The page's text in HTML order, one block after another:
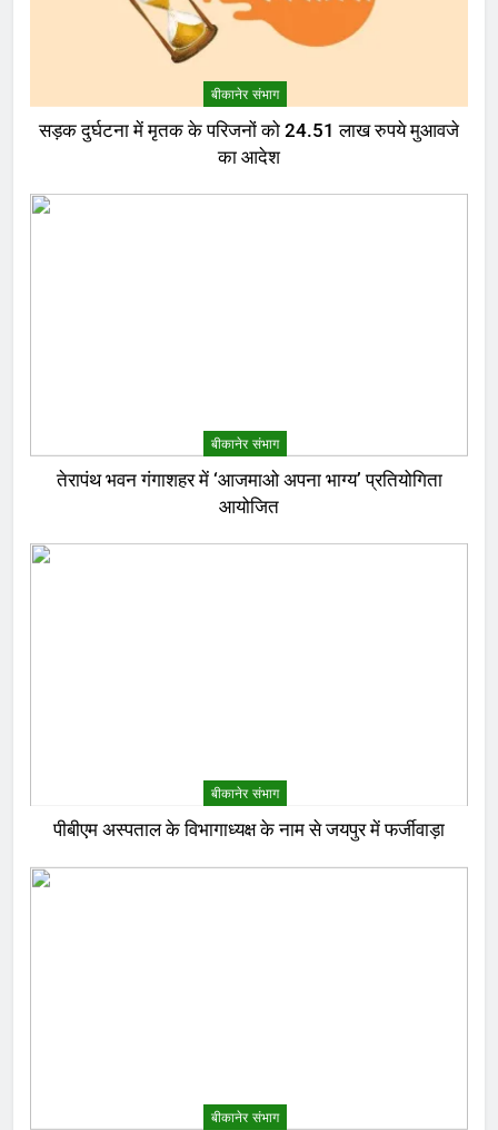
बीकानेर संभाग
सड़क दुर्घटना में मृतक के परिजनों को 24.51 लाख रुपये मुआवजे
का आदेश
बीकानेर संभाग
तेरापंथ भवन गंगाशहर में ‘आजमाओ अपना भाग्य’ प्रतियोगिता
आयोजित
बीकानेर संभाग
पीबीएम अस्पताल के विभागाध्यक्ष के नाम से जयपुर में फर्जीवाड़ा
बीकानेर संभाग